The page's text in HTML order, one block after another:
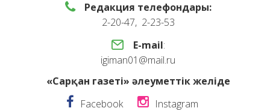
Редакция телефондары:
2-20-47, 2-23-53
E-mail:
igiman01@mail.ru
«Сарқан газеті» әлеуметтік желіде
Facebook
Instagram